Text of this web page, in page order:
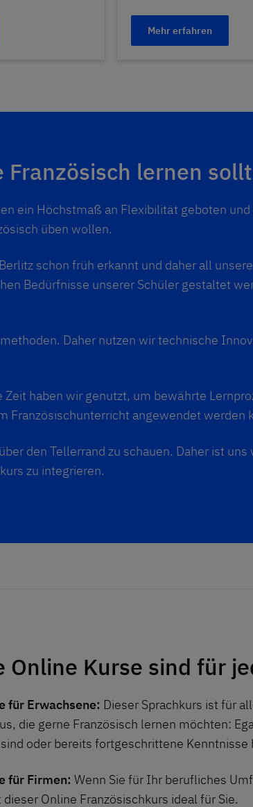
Mehr erfahren
lernen
ein Höchstmaß an Flexibilität geboten und
üben wollen.
schon früh erkannt und daher all unsere
Bedürfnisse unserer Schüler gestaltet
Daher nutzen wir technische
haben wir genutzt, um bewährte
Französischunterricht angewendet werden
den Tellerrand zu schauen. Daher ist uns
zu integrieren.
Online Kurse sind für
für Erwachsene: Dieser Sprachkurs ist für
die gerne Französisch lernen möchten:
sind oder bereits fortgeschrittene Kenntnisse
für Firmen: Wenn Sie für Ihr berufliches
Online Französischkurs ideal für Sie.